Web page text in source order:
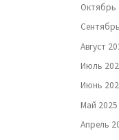
Октябрь
Август
Июль
Июнь
Май 2025
Апрель